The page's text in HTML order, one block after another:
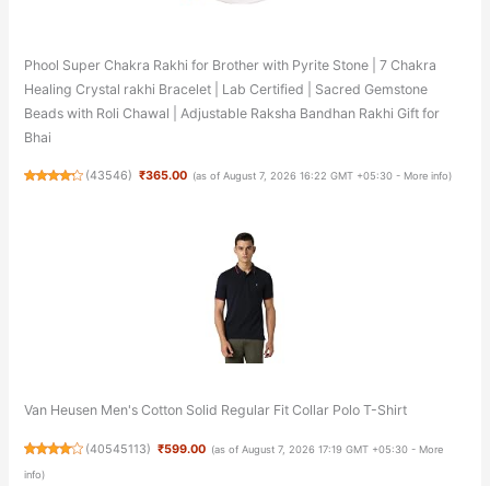
Phool Super Chakra Rakhi for Brother with Pyrite Stone | 7 Chakra
Healing Crystal rakhi Bracelet | Lab Certified | Sacred Gemstone
Beads with Roli Chawal | Adjustable Raksha Bandhan Rakhi Gift for
Bhai
(43546) ₹365.00 (as of August 7, 2026 16:22 GMT +05:30 - More info)
Van Heusen Men's Cotton Solid Regular Fit Collar Polo T-Shirt
(40545113) ₹599.00 (as of August 7, 2026 17:19 GMT +05:30 - More
info)